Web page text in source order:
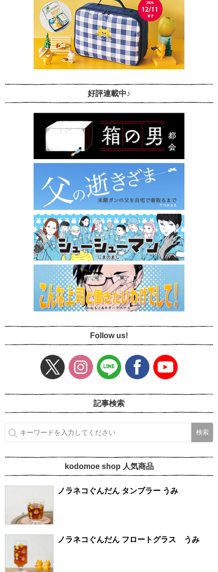
好評連載中♪
Follow us!
記事検索
kodomoe shop 人気商品
ノラネコぐんだん タンブラー うみ
ノラネコぐんだん フロートグラス うみ